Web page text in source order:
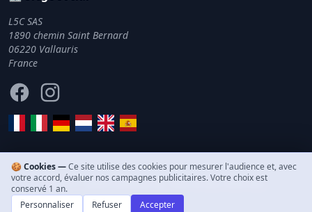
L5C SAS
1890 chemin Saint Bernard
06220 Vallauris
France
FacebookInstagram
© 2011–2026 CadeauCity. Tous droits réservés.
🍪 Cookies —Ce site utilise des cookies pour mesurer l'audience et, avec
votre accord, évaluer nos campagnes publicitaires. Votre choix est
conservé 1 an.
Personnaliser
Refuser Accepter